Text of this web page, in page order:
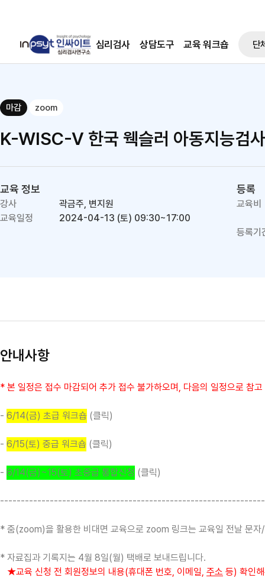
심리검사 상담도구 교육 워크숍 단
마감 zoom
K-WISC-V 한국 웩슬러 아동지능검
교육 정보
강사
곽금주, 변지원
교육일정
2024-04-13 (토) 09:30~17:00
등록
교육비
등록기
안내사항
* 본 일정은 접수 마감되어 추가 접수 불가하오며, 다음의 일정으로 참
- 6/14(금) 초급 워크숍 (클릭)
- 6/15(토) 중급 워크숍 (클릭)
- 6/14(금)~15(토) 초중급 통합신청 (클릭)
* 줌(zoom)을 활용한 비대면 교육으로 zoom 링크는 교육일 전날 문자
* 자료집과 기록지는 4월 8일(월) 택배로 보내드립니다.
★교육 신청 전 회원정보의 내용(휴대폰 번호, 이메일, 주소 등) 확인